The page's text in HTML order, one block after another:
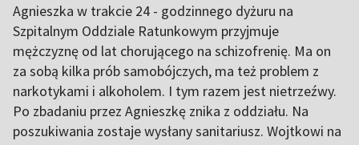
Agnieszka w trakcie 24 - godzinnego dyżuru na
Szpitalnym Oddziale Ratunkowym przyjmuje
mężczyznę od lat chorującego na schizofrenię. Ma on
za sobą kilka prób samobójczych, ma też problem z
narkotykami i alkoholem. I tym razem jest nietrzeźwy.
Po zbadaniu przez Agnieszkę znika z oddziału. Na
poszukiwania zostaje wysłany sanitariusz. Wojtkowi na